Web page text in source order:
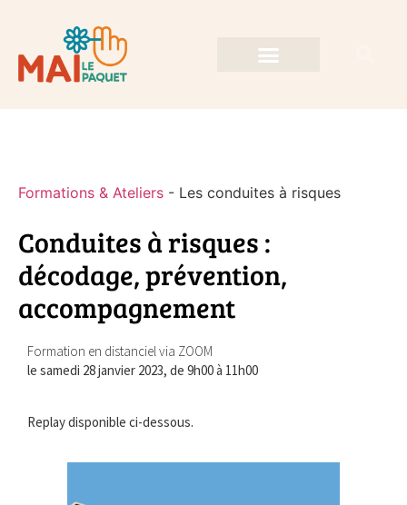
Formations & Ateliers - Les conduites à risques
Conduites à risques :
décodage, prévention,
accompagnement
Formation en distanciel via ZOOM
le samedi 28 janvier 2023, de 9h00 à 11h00
Replay disponible ci-dessous.